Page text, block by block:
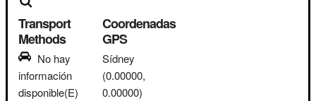
Transport
Methods
No hay
información
disponible(E)
Coordenadas
GPS
Sídney
(0.00000,
0.00000)